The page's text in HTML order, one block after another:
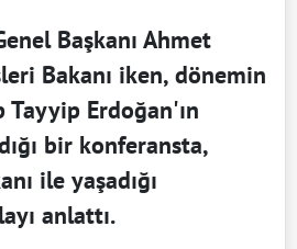
Başkanı Ahmet
Bakanı iken, dönemin
Tayyip Erdoğan'ın
bir konferansta,
ile yaşadığı
anlattı.